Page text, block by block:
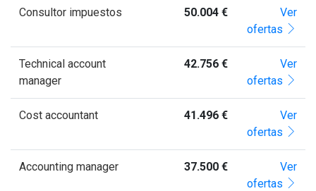
Consultor impuestos 50.004 €
Ver
ofertas
Technical account
manager
42.756 €
Ver
ofertas
Cost accountant 41.496 €
Ver
ofertas
Accounting manager 37.500 €
Ver
ofertas